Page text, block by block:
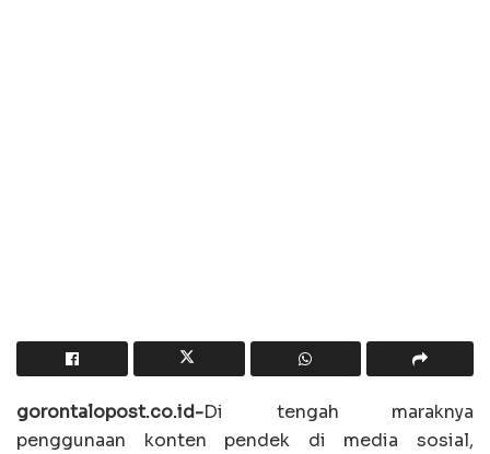
gorontalopost.co.id-Di tengah maraknya
penggunaan konten pendek di media sosial,